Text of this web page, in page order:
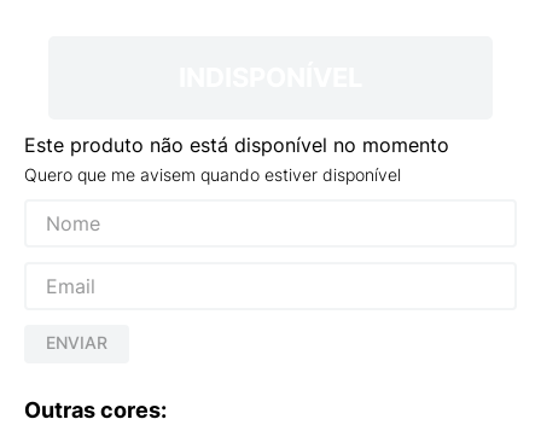
Este produto não está disponível no momento
Quero que me avisem quando estiver disponível
ENVIAR
Outras cores: